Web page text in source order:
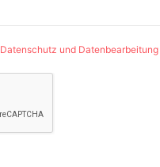
Datenschutz und Datenbearbeitung